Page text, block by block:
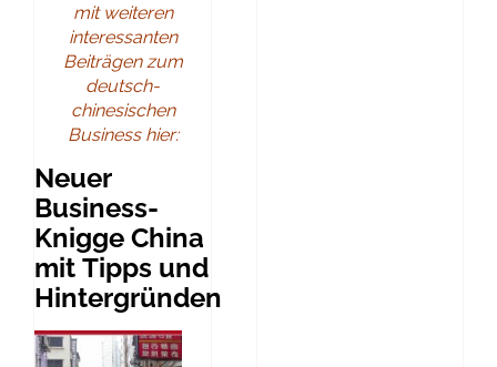
mit weiteren
interessanten
Beiträgen zum
deutsch-
chinesischen
Business hier:
Neuer
Business-
Knigge China
mit Tipps und
Hintergründen